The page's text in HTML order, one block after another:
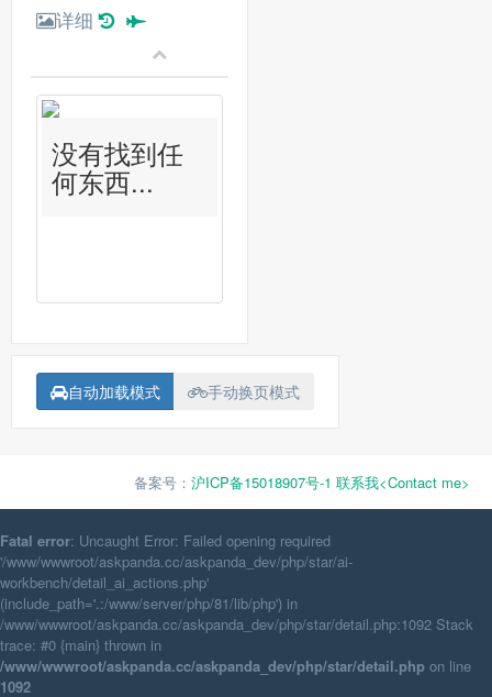
详细
没有找到任
何东西...
自动加载模式 手动换页模式
备案号： 沪ICP备15018907号-1 联系我<Contact me>
Fatal error: Uncaught Error: Failed opening required
'/www/wwwroot/askpanda.cc/askpanda_dev/php/star/ai-
workbench/detail_ai_actions.php'
(include_path='.:/www/server/php/81/lib/php') in
/www/wwwroot/askpanda.cc/askpanda_dev/php/star/detail.php:1092 Stack
trace: #0 {main} thrown in
/www/wwwroot/askpanda.cc/askpanda_dev/php/star/detail.php on line
1092